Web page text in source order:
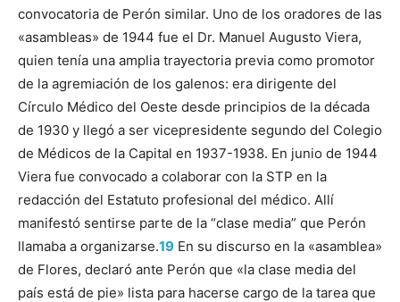
convocatoria de Perón similar. Uno de los oradores de las
«asambleas» de 1944 fue el Dr. Manuel Augusto Viera,
quien tenía una amplia trayectoria previa como promotor
de la agremiación de los galenos: era dirigente del
Círculo Médico del Oeste desde principios de la década
de 1930 y llegó a ser vicepresidente segundo del Colegio
de Médicos de la Capital en 1937-1938. En junio de 1944
Viera fue convocado a colaborar con la STP en la
redacción del Estatuto profesional del médico. Allí
manifestó sentirse parte de la “clase media” que Perón
llamaba a organizarse.19 En su discurso en la «asamblea»
de Flores, declaró ante Perón que «la clase media del
país está de pie» lista para hacerse cargo de la tarea que